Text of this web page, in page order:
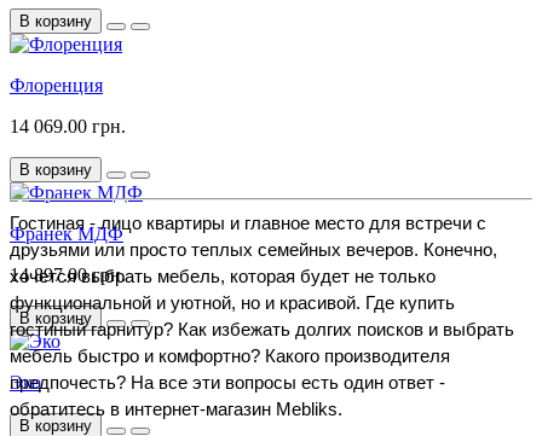
Гостиная - лицо квартиры и главное место для встречи с
друзьями или просто теплых семейных вечеров. Конечно,
хочется выбрать мебель, которая будет не только
функциональной и уютной, но и красивой. Где купить
гостиный гарнитур? Как избежать долгих поисков и выбрать
мебель быстро и комфортно? Какого производителя
предпочесть? На все эти вопросы есть один ответ -
обратитесь в интернет-магазин Mebliks.
В корзину
Флоренция
14 069.00 грн.
В корзину
Франек МДФ
14 897.00 грн.
В корзину
Эко
В корзину